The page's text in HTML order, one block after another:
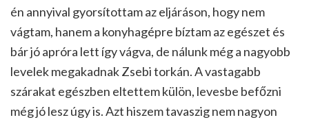
én annyival gyorsítottam az eljáráson, hogy nem
vágtam, hanem a konyhagépre bíztam az egészet és
bár jó apróra lett így vágva, de nálunk még a nagyobb
levelek megakadnak Zsebi torkán. A vastagabb
szárakat egészben eltettem külön, levesbe befőzni
még jó lesz úgy is. Azt hiszem tavaszig nem nagyon